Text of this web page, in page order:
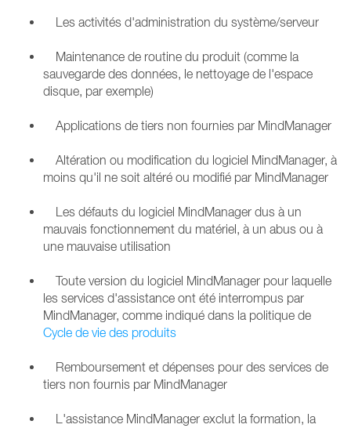
Les activités d'administration du système/serveur
Maintenance de routine du produit (comme la
sauvegarde des données, le nettoyage de l'espace
disque, par exemple)
Applications de tiers non fournies par MindManager
Altération ou modification du logiciel MindManager, à
moins qu'il ne soit altéré ou modifié par MindManager
Les défauts du logiciel MindManager dus à un
mauvais fonctionnement du matériel, à un abus ou à
une mauvaise utilisation
Toute version du logiciel MindManager pour laquelle
les services d'assistance ont été interrompus par
MindManager, comme indiqué dans la politique de
Cycle de vie des produits
Remboursement et dépenses pour des services de
tiers non fournis par MindManager
L'assistance MindManager exclut la formation, la